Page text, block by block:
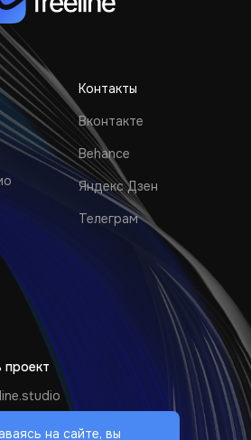
Контакты
Вконтакте
Behance
Яндекс Дзен
Телеграм
30-63
на сайте, вы